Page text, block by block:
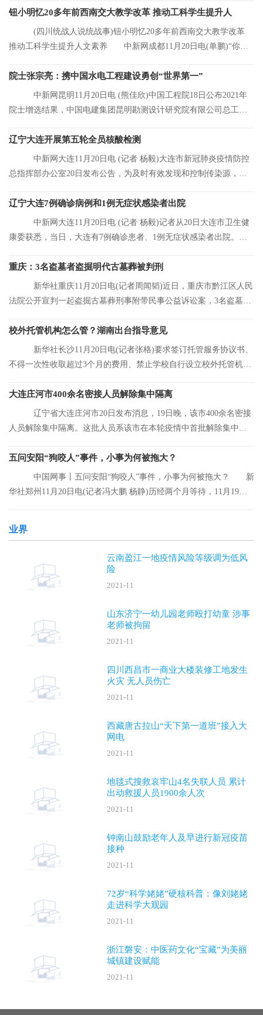
钮小明忆20多年前西南交大教学改革 推动工科学生提升人
(四川统战人说统战事)钮小明忆20多年前西南交大教学改革
推动工科学生提升人文素养 中新网成都11月20日电(单鹏)“你们
院士张宗亮：携中国水电工程建设勇创“世界第一”
中新网昆明11月20日电 (熊佳欣)中国工程院18日公布2021年
院士增选结果，中国电建集团昆明勘测设计研究院有限公司总工程
辽宁大连开展第五轮全员核酸检测
中新网大连11月20日电 (记者 杨毅)大连市新冠肺炎疫情防控
总指挥部办公室20日发布公告，为及时有效发现和控制传染源，结
辽宁大连7例确诊病例和1例无症状感染者出院
中新网大连11月20日电 (记者 杨毅)记者从20日大连市卫生健
康委获悉，当日，大连有7例确诊患者、1例无症状感染者出院。目
重庆：3名盗墓者盗掘明代古墓葬被判刑
新华社重庆11月20日电(记者周闻韬)近日，重庆市黔江区人民
法院公开宣判一起盗掘古墓葬刑事附带民事公益诉讼案，3名盗墓者
校外托管机构怎么管？湖南出台指导意见
新华社长沙11月20日电(记者张格)要求签订托管服务协议书、
不得一次性收取超过3个月的费用、禁止学校自行设立校外托管机
大连庄河市400余名密接人员解除集中隔离
辽宁省大连庄河市20日发布消息，19日晚，该市400余名密接
人员解除集中隔离。这批人员系该市在本轮疫情中首批解除集中隔
五问安阳“狗咬人”事件，小事为何被拖大？
中国网事丨五问安阳“狗咬人”事件，小事为何被拖大？ 新
华社郑州11月20日电(记者冯大鹏 杨静)历经两个月等待，11月19日
业界
云南盈江一地疫情风险等级调为低风
险
2021-11
山东济宁一幼儿园老师殴打幼童 涉事
老师被拘留
2021-11
四川西昌市一商业大楼装修工地发生
火灾 无人员伤亡
2021-11
西藏唐古拉山“天下第一道班”接入大
网电
2021-11
地毯式搜救哀牢山4名失联人员 累计
出动救援人员1900余人次
2021-11
钟南山鼓励老年人及早进行新冠疫苗
接种
2021-11
72岁“科学姥姥”硬核科普：像刘姥姥
走进科学大观园
2021-11
浙江磐安：中医药文化“宝藏”为美丽
城镇建设赋能
2021-11